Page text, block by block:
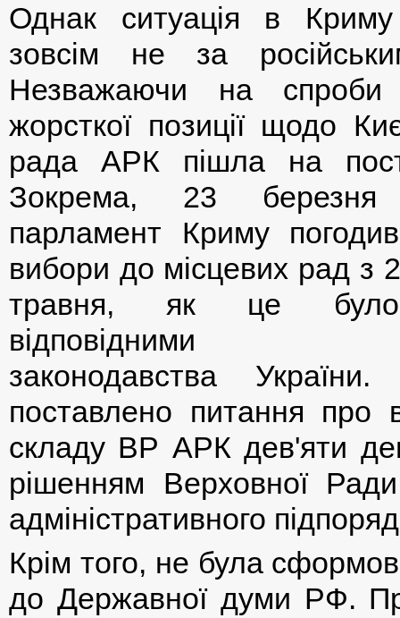
Однак ситуація в Криму
зовсім не за
Незважаючи на спроби
жорсткої позиції щодо
рада АРК пішла на
Зокрема, 23
парламент Криму
вибори до місцевих рад з
травня, як це було
відповідними
законодавства
поставлено питання про
складу ВР АРК дев'яти
рішенням Верховної
адміністративного
Крім того, не була
до Державної думи РФ.